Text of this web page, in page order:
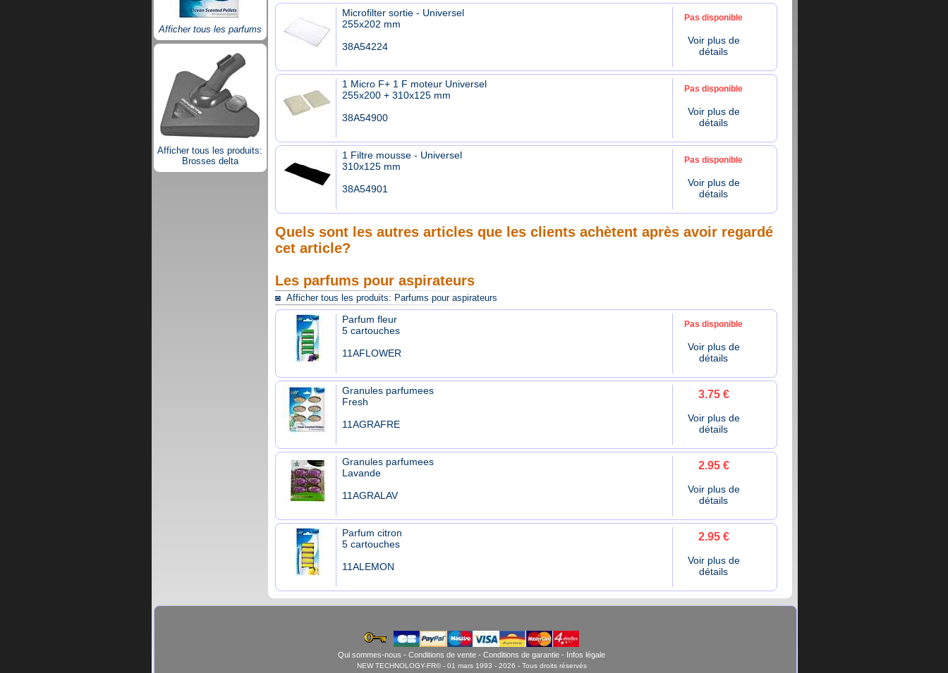
Afficher tous les parfums
Afficher tous les produits:
Brosses delta
Microfilter sortie - Universel
255x202 mm
38A54224
Pas disponible
Voir plus de
détails
1 Micro F+ 1 F moteur Universel
255x200 + 310x125 mm
38A54900
Pas disponible
Voir plus de
détails
1 Filtre mousse - Universel
310x125 mm
38A54901
Pas disponible
Voir plus de
détails
Quels sont les autres articles que les clients achètent après avoir regardé
cet article?
Les parfums pour aspirateurs
◙ Afficher tous les produits: Parfums pour aspirateurs
Parfum fleur
5 cartouches
11AFLOWER
Pas disponible
Voir plus de
détails
Granules parfumees
Fresh
11AGRAFRE
3.75 €
Voir plus de
détails
Granules parfumees
Lavande
11AGRALAV
2.95 €
Voir plus de
détails
Parfum citron
5 cartouches
11ALEMON
2.95 €
Voir plus de
détails
Qui sommes-nous -Conditions de vente -Conditions de garantie - Infos légale
NEW TECHNOLOGY-FR© - 01 mars 1993 - 2026 - Tous droits réservés